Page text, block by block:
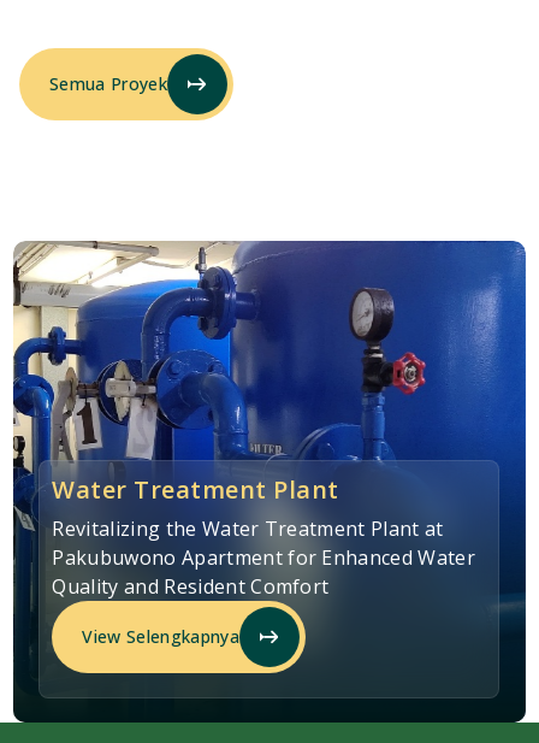
Semua Proyek
Water Treatment Plant
Revitalizing the Water Treatment Plant at
Pakubuwono Apartment for Enhanced Water
Quality and Resident Comfort
View Selengkapnya